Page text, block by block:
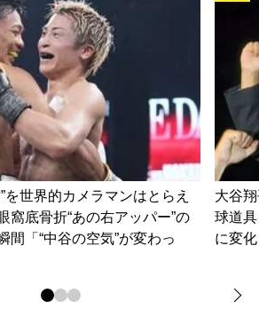
を世界的カメラマンはとらえ
底骨折“あの右アッパー”の
間「“中谷の空気”が変わっ
大谷
球道
に変